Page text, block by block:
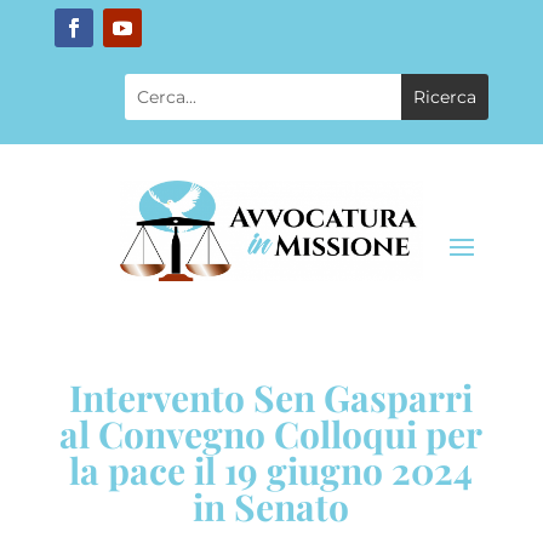
Intervento Sen Gasparri
al Convegno Colloqui per
la pace il 19 giugno 2024
in Senato